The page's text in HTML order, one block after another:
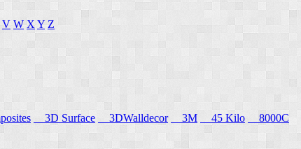
V W X Y Z
3D Surface 3DWalldecor 3M 45 Kilo 8000C